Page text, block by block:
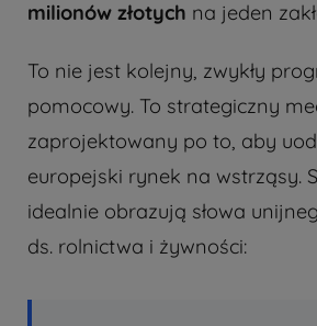
milionów złotych na jeden
To nie jest kolejny, zwykły
pomocowy. To strategiczny
zaprojektowany po to, aby
europejski rynek na wstrząsy.
idealnie obrazują słowa
ds. rolnictwa i żywności: